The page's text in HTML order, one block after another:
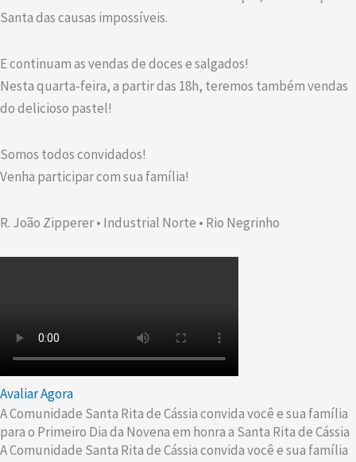
Santa das causas impossíveis.
E continuam as vendas de doces e salgados!
Nesta quarta-feira, a partir das 18h, teremos também vendas
do delicioso pastel!
Somos todos convidados!
Venha participar com sua família!
R. João Zipperer • Industrial Norte • Rio Negrinho
Avaliar Agora
A Comunidade Santa Rita de Cássia convida você e sua família
para o Primeiro Dia da Novena em honra a Santa Rita de Cássia
A Comunidade Santa Rita de Cássia convida você e sua família